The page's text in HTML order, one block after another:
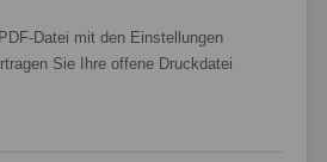
Datei mit den Einstellungen
Sie Ihre offene Druckdatei